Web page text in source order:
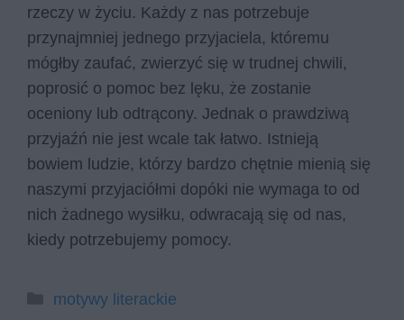
rzeczy w życiu. Każdy z nas potrzebuje
przynajmniej jednego przyjaciela, któremu
mógłby zaufać, zwierzyć się w trudnej chwili,
poprosić o pomoc bez lęku, że zostanie
oceniony lub odtrącony. Jednak o prawdziwą
przyjaźń nie jest wcale tak łatwo. Istnieją
bowiem ludzie, którzy bardzo chętnie mienią się
naszymi przyjaciółmi dopóki nie wymaga to od
nich żadnego wysiłku, odwracają się od nas,
kiedy potrzebujemy pomocy.
Kategorie
motywy literackie